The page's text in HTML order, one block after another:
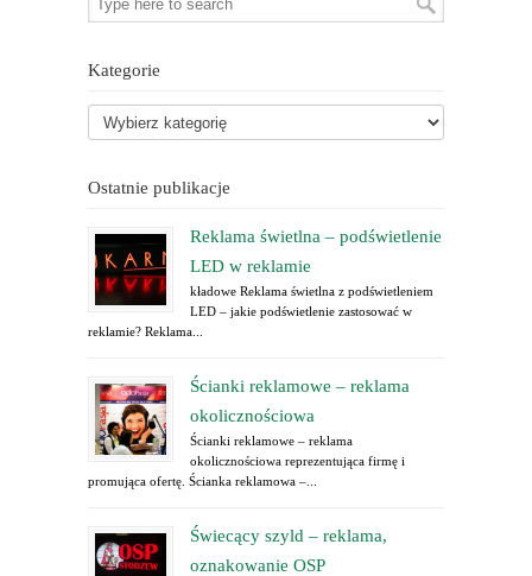
Kategorie
Ostatnie publikacje
Reklama świetlna – podświetlenie
LED w reklamie
kładowe Reklama świetlna z podświetleniem
LED – jakie podświetlenie zastosować w
reklamie? Reklama...
Ścianki reklamowe – reklama
okolicznościowa
Ścianki reklamowe – reklama
okolicznościowa reprezentująca firmę i
promująca ofertę. Ścianka reklamowa –...
Świecący szyld – reklama,
oznakowanie OSP